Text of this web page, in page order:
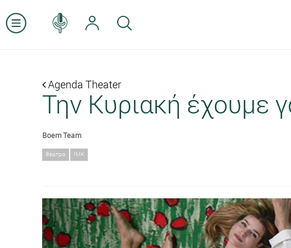
Agenda Theater
Την Κυριακή έχουμε
Boem Team
θέατρο ΙΜΚ
Previous